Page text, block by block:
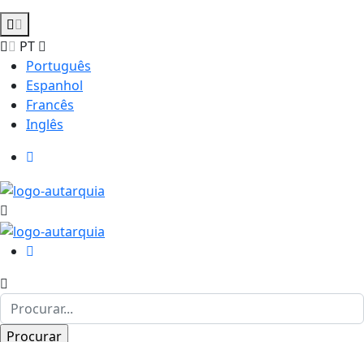
PT
Português
Espanhol
Francês
Inglês